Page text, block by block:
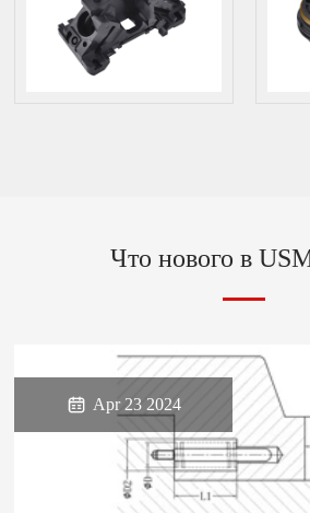
Что нового в
 Apr 23 2024